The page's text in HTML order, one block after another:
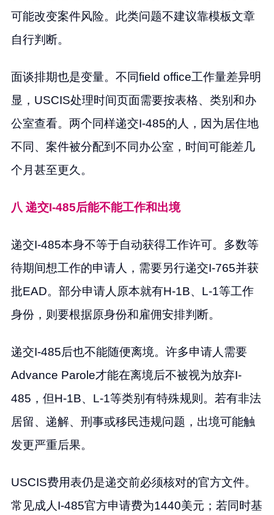
可能改变案件风险。此类问题不建议靠模板文章
自行判断。
面谈排期也是变量。不同field office工作量差异明
显，USCIS处理时间页面需要按表格、类别和办
公室查看。两个同样递交I-485的人，因为居住地
不同、案件被分配到不同办公室，时间可能差几
个月甚至更久。
八 递交I-485后能不能工作和出境
递交I-485本身不等于自动获得工作许可。多数等
待期间想工作的申请人，需要另行递交I-765并获
批EAD。部分申请人原本就有H-1B、L-1等工作
身份，则要根据原身份和雇佣安排判断。
递交I-485后也不能随便离境。许多申请人需要
Advance Parole才能在离境后不被视为放弃I-
485，但H-1B、L-1等类别有特殊规则。若有非法
居留、递解、刑事或移民违规问题，出境可能触
发更严重后果。
USCIS费用表仍是递交前必须核对的官方文件。
常见成人I-485官方申请费为1440美元；若同时基